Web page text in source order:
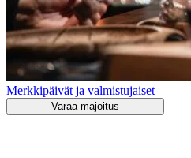
Merkkipäivät ja valmistujaiset
Varaa majoitus